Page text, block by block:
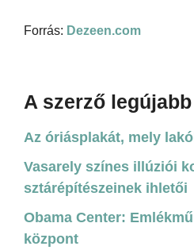
Forrás: Dezeen.com
A szerző
Az óriásplakát, mely
Vasarely színes illúziói
sztárépítészeinek ihletői
Obama Center:
központ